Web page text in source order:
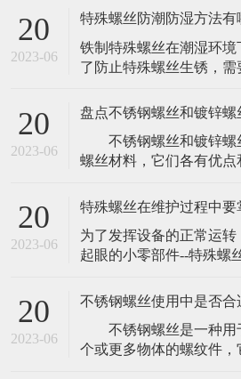
20
2023-06
特殊螺丝防潮防湿方法有
铁制特殊螺丝在潮湿环境
了防止特殊螺丝生锈，需
湿方法如下：(1)、振动机
漆,如环氧尿烷(Epoxy-
环氧(Epoxy-)基浸渍漆。​
20
2023-06
盘点不锈钢螺丝和镀锌螺
不锈钢螺丝和镀锌螺
螺丝材料，它们各有优点
用。 1. 材质不同 不
不锈钢材料制成，不易生
用，有较好的耐腐蚀性，
度和强韧性，镀锌螺丝则
的保护膜，
20
2023-06
特殊螺丝在维护过程中要
为了发挥设备的正常运转
起眼的小零部件--特殊螺
那么为了防止特殊螺丝出
维护的时候一定要注意那
物特殊螺丝在淬火之后
洁，清洗完毕还需要水洗
20
2023-06
不锈钢螺丝使用中是否合
不锈钢螺丝是一种用
个或更多物体的螺纹件，